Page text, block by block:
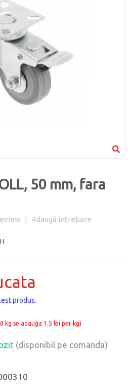
50 mm, fara
| Adaugă întrebare
/bucata
produs.
kg se adauga 1.5 lei per kg)
(disponibil pe comanda)